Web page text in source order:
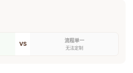
VS 流程单一
无法定制